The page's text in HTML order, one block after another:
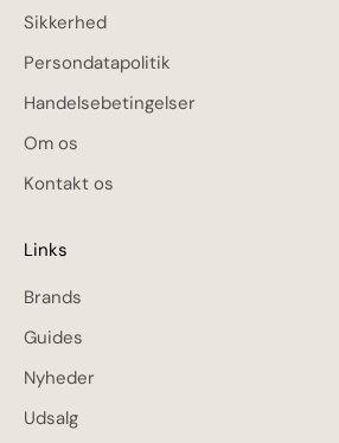
Sikkerhed
Persondatapolitik
Handelsebetingelser
Om os
Kontakt os
Links
Brands
Guides
Nyheder
Udsalg